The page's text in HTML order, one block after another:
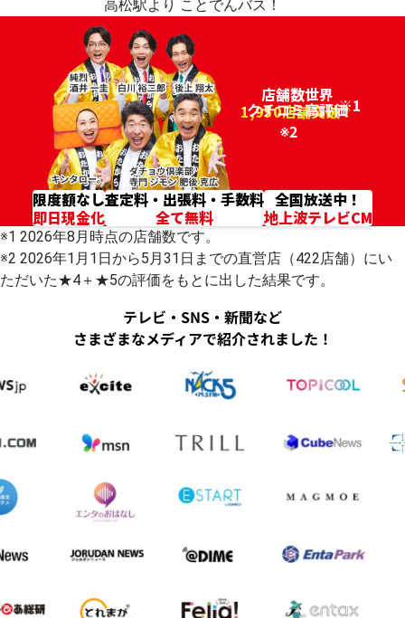
高松駅より ことでんバス！
店舗数世界
1,950店舗突破！
※1
クチコミ高評価
96.2%
※2
限度額なし
即日現金化
査定料・出張料・手数料
全て無料
全国放送中！
地上波テレビCM
※1 2026年8月時点の店舗数です。
※2 2026年1月1日から5月31日までの直営店（422店舗）にい
ただいた★4＋★5の評価をもとに出した結果です。
テレビ・SNS・新聞など
さまざまなメディアで紹介されました！